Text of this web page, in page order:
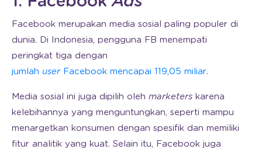
Facebook merupakan media sosial paling populer di
dunia. Di Indonesia, pengguna FB menempati
peringkat tiga dengan
jumlah userFacebook mencapai 119,05 miliar.
Media sosial ini juga dipilih oleh marketers karena
kelebihannya yang menguntungkan, seperti mampu
menargetkan konsumen dengan spesifik dan memiliki
fitur analitik yang kuat. Selain itu, Facebook juga